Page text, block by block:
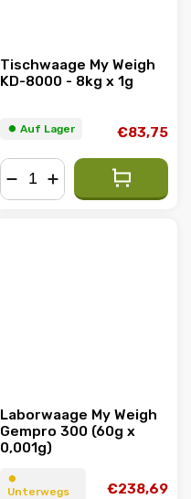
Tischwaage My Weigh
KD-8000 - 8kg x 1g
⏺︎ Auf Lager €83,75
Laborwaage My Weigh
Gempro 300 (60g x
0,001g)
⏺︎
Unterwegs
€238,69